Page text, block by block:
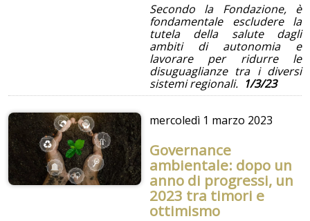
Secondo la Fondazione, è
fondamentale escludere la
tutela della salute dagli
ambiti di autonomia e
lavorare per ridurre le
disuguaglianze tra i diversi
sistemi regionali. 1/3/23
mercoledì 1 marzo 2023
Governance
ambientale: dopo un
anno di progressi, un
2023 tra timori e
ottimismo